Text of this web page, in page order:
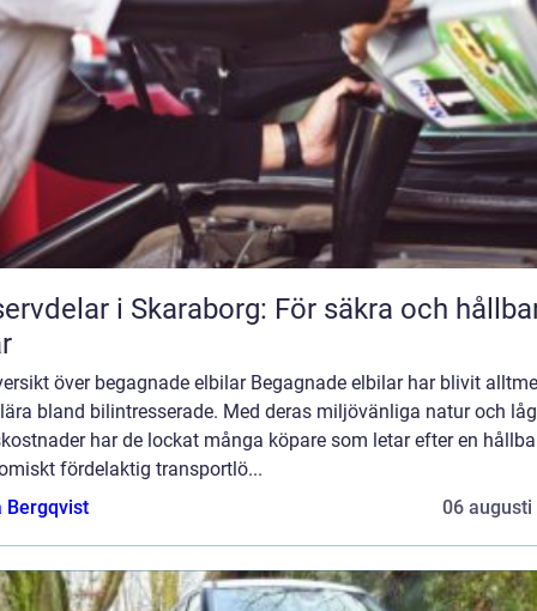
i Skaraborg: För säkra och
över begagnade elbilar Begagnade elbilar har blivit
bland bilintresserade. Med deras miljövänliga natur och
har de lockat många köpare som letar efter en
fördelaktig transportlö...
Bergqvist
06 augusti